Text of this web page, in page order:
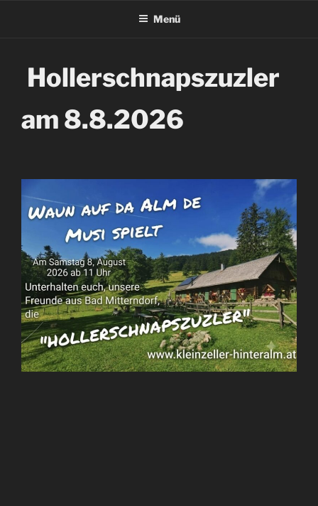
Menü
Hollerschnapszuzler
am 8.8.2026